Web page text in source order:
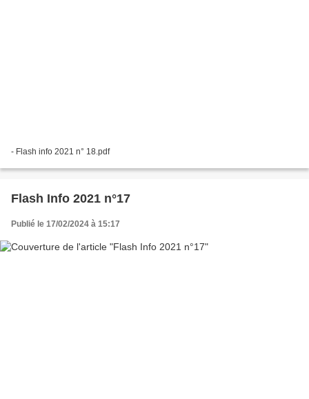
- Flash info 2021 n° 18.pdf
Flash Info 2021 n°17
Publié le 17/02/2024 à 15:17